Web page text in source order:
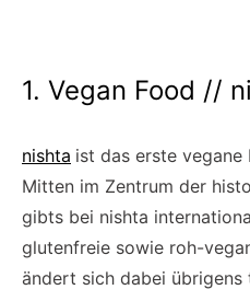
1. Vegan Food //
nishta ist das erste vegane
Mitten im Zentrum der
gibts bei nishta
glutenfreie sowie roh-
ändert sich dabei übrigens